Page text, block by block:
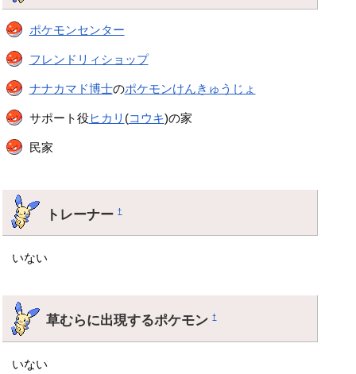
ポケモンセンター
フレンドリィショップ
ナナカマド博士のポケモンけんきゅうじょ
サポート役ヒカリ (コウキ)の家
民家
トレーナー†
いない
草むらに出現するポケモン†
いない